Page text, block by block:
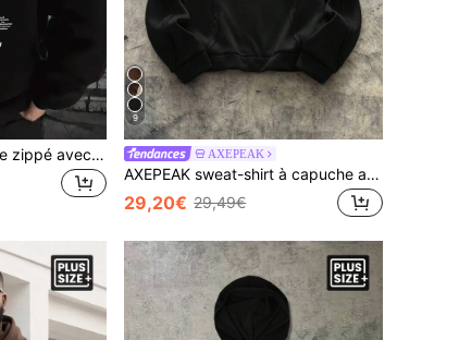
sweat-shirt à capuche zippé avec imprimé graphique automobile en anglais, taille grande, décontracté pour homme. Manches longues, automne/hiver
9
AXEPEAK
AXEPEAK sweat-shirt à capuche ample et décontracté à manches longues avec imprimé géométrique, taille grande pour hommes
29,20€ 29,49€